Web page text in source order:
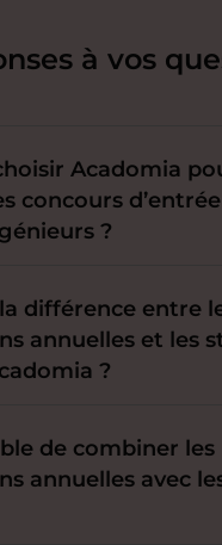
à vos
Acadomia
concours
?
différence entre
annuelles et les
?
de combiner les
annuelles avec